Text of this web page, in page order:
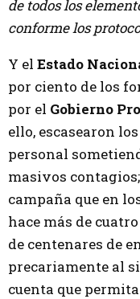
de todos los
conforme los
Y el Estado
por ciento de los
por el Gobierno
ello, escasearon
personal
masivos
campaña que en
hace más de
de centenares de
precariamente al
cuenta que